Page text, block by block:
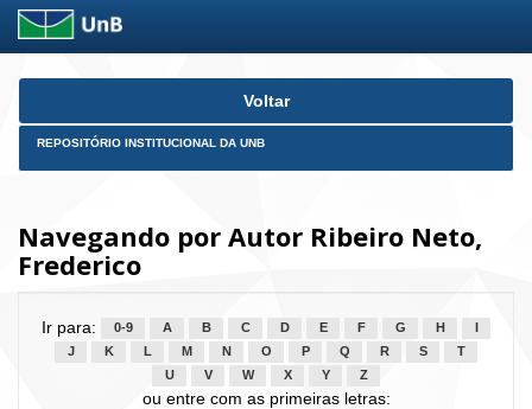
Skip
Voltar
REPOSITÓRIO INSTITUCIONAL DA UNB
Navegando por Autor Ribeiro Neto,
Frederico
Ir para: 0-9 A B C D E F G H
J
K L M N O P Q R S
T
U
V W X Y Z
ou entre com as primeiras letras: